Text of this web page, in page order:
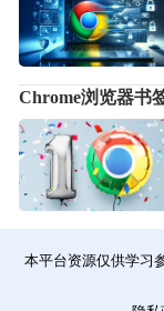
Chrome浏览器书
本平台资源仅供学习